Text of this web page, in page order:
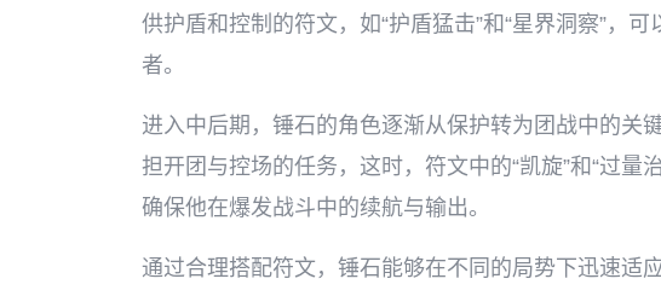
供护盾和控制的符文，如“护盾猛击”和“星界洞察”，
者。
进入中后期，锤石的角色逐渐从保护转为团战中的关
担开团与控场的任务，这时，符文中的“凯旋”和“过量
确保他在爆发战斗中的续航与输出。
通过合理搭配符文，锤石能够在不同的局势下迅速适